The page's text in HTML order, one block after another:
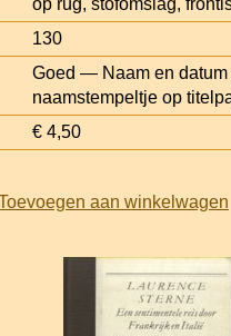
130
Goed — Naam en datum
naamstempeltje op
€ 4,50
aan winkelwagen